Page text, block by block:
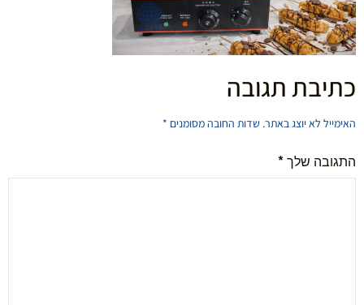
כתיבת תגובה
האימייל לא יוצג באתר. שדות החובה מסומנים *
התגובה שלך*